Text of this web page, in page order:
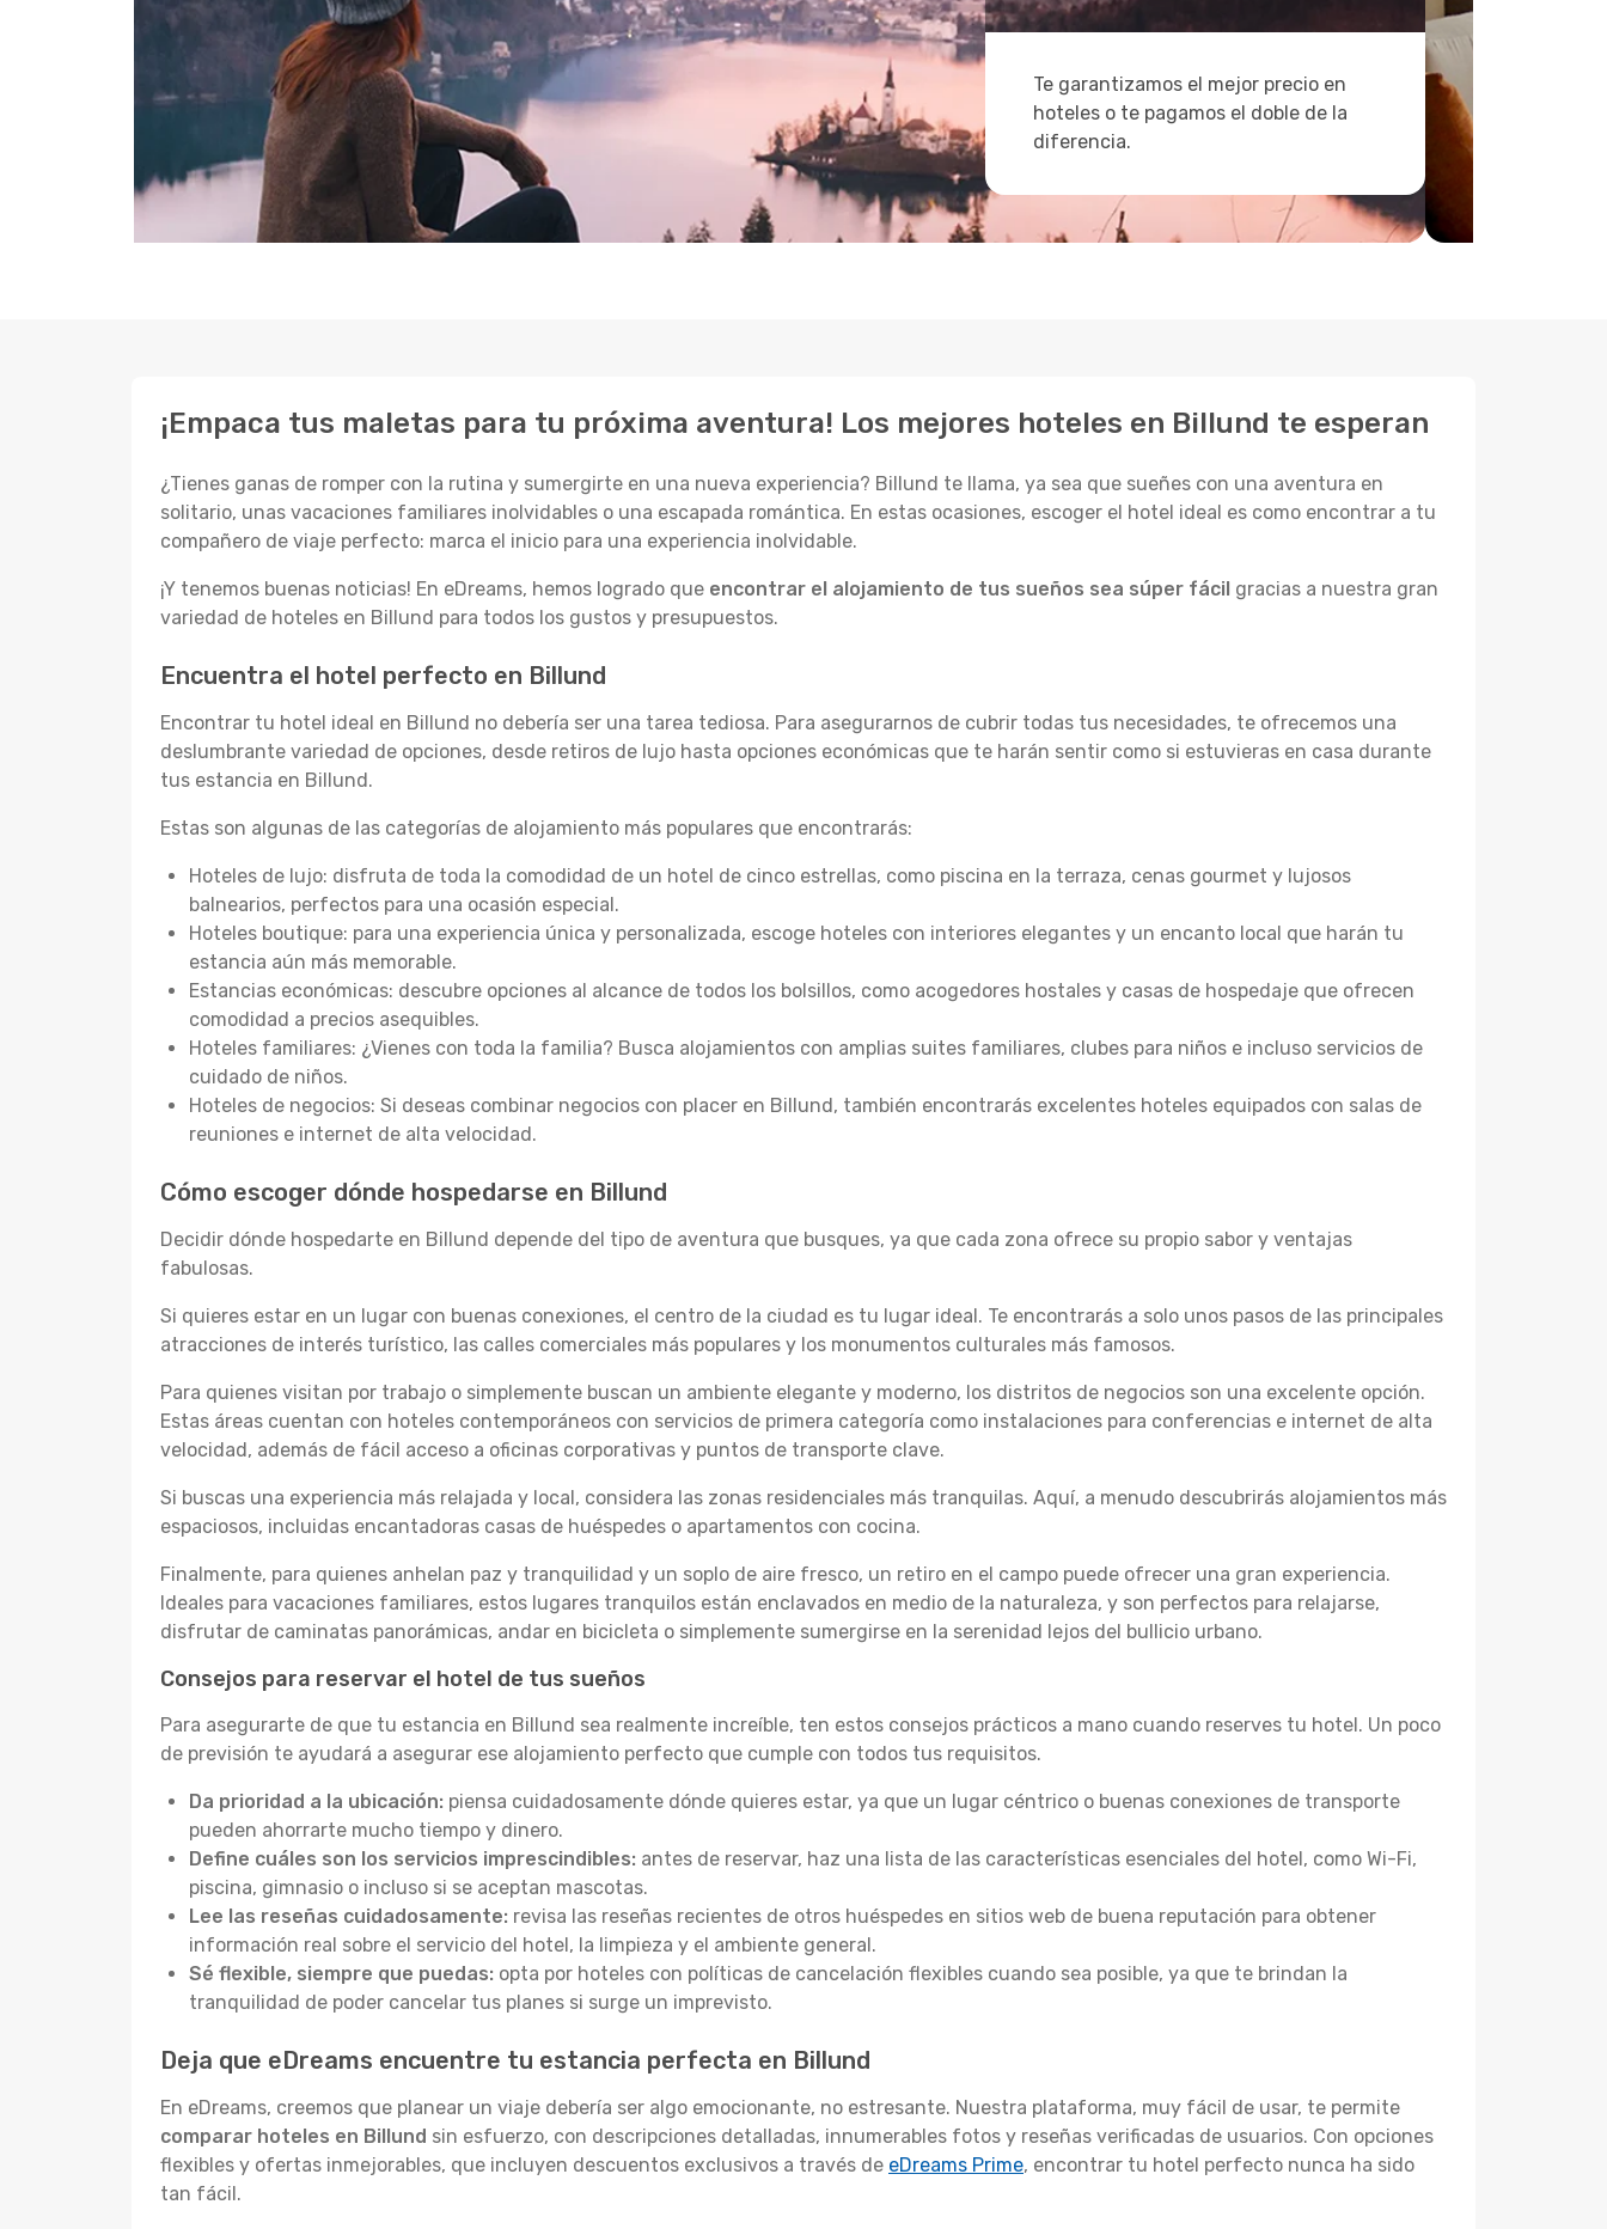
Te garantizamos el mejor precio en
hoteles o te pagamos el doble de la
diferencia.
¡Empaca tus maletas para tu próxima aventura! Los mejores hoteles en Billund te esperan
¿Tienes ganas de romper con la rutina y sumergirte en una nueva experiencia? Billund te llama, ya sea que sueñes con una aventura en
solitario, unas vacaciones familiares inolvidables o una escapada romántica. En estas ocasiones, escoger el hotel ideal es como encontrar a tu
compañero de viaje perfecto: marca el inicio para una experiencia inolvidable.
¡Y tenemos buenas noticias! En eDreams, hemos logrado que encontrar el alojamiento de tus sueños sea súper fácil gracias a nuestra gran
variedad de hoteles en Billund para todos los gustos y presupuestos.
Encuentra el hotel perfecto en Billund
Encontrar tu hotel ideal en Billund no debería ser una tarea tediosa. Para asegurarnos de cubrir todas tus necesidades, te ofrecemos una
deslumbrante variedad de opciones, desde retiros de lujo hasta opciones económicas que te harán sentir como si estuvieras en casa durante
tus estancia en Billund.
Estas son algunas de las categorías de alojamiento más populares que encontrarás:
Hoteles de lujo: disfruta de toda la comodidad de un hotel de cinco estrellas, como piscina en la terraza, cenas gourmet y lujosos
balnearios, perfectos para una ocasión especial.
Hoteles boutique: para una experiencia única y personalizada, escoge hoteles con interiores elegantes y un encanto local que harán tu
estancia aún más memorable.
Estancias económicas: descubre opciones al alcance de todos los bolsillos, como acogedores hostales y casas de hospedaje que ofrecen
comodidad a precios asequibles.
Hoteles familiares: ¿Vienes con toda la familia? Busca alojamientos con amplias suites familiares, clubes para niños e incluso servicios de
cuidado de niños.
Hoteles de negocios: Si deseas combinar negocios con placer en Billund, también encontrarás excelentes hoteles equipados con salas de
reuniones e internet de alta velocidad.
Cómo escoger dónde hospedarse en Billund
Decidir dónde hospedarte en Billund depende del tipo de aventura que busques, ya que cada zona ofrece su propio sabor y ventajas
fabulosas.
Si quieres estar en un lugar con buenas conexiones, el centro de la ciudad es tu lugar ideal. Te encontrarás a solo unos pasos de las principales
atracciones de interés turístico, las calles comerciales más populares y los monumentos culturales más famosos.
Para quienes visitan por trabajo o simplemente buscan un ambiente elegante y moderno, los distritos de negocios son una excelente opción.
Estas áreas cuentan con hoteles contemporáneos con servicios de primera categoría como instalaciones para conferencias e internet de alta
velocidad, además de fácil acceso a oficinas corporativas y puntos de transporte clave.
Si buscas una experiencia más relajada y local, considera las zonas residenciales más tranquilas. Aquí, a menudo descubrirás alojamientos más
espaciosos, incluidas encantadoras casas de huéspedes o apartamentos con cocina.
Finalmente, para quienes anhelan paz y tranquilidad y un soplo de aire fresco, un retiro en el campo puede ofrecer una gran experiencia.
Ideales para vacaciones familiares, estos lugares tranquilos están enclavados en medio de la naturaleza, y son perfectos para relajarse,
disfrutar de caminatas panorámicas, andar en bicicleta o simplemente sumergirse en la serenidad lejos del bullicio urbano.
Consejos para reservar el hotel de tus sueños
Para asegurarte de que tu estancia en Billund sea realmente increíble, ten estos consejos prácticos a mano cuando reserves tu hotel. Un poco
de previsión te ayudará a asegurar ese alojamiento perfecto que cumple con todos tus requisitos.
Da prioridad a la ubicación: piensa cuidadosamente dónde quieres estar, ya que un lugar céntrico o buenas conexiones de transporte
pueden ahorrarte mucho tiempo y dinero.
Define cuáles son los servicios imprescindibles: antes de reservar, haz una lista de las características esenciales del hotel, como Wi-Fi,
piscina, gimnasio o incluso si se aceptan mascotas.
Lee las reseñas cuidadosamente: revisa las reseñas recientes de otros huéspedes en sitios web de buena reputación para obtener
información real sobre el servicio del hotel, la limpieza y el ambiente general.
Sé flexible, siempre que puedas: opta por hoteles con políticas de cancelación flexibles cuando sea posible, ya que te brindan la
tranquilidad de poder cancelar tus planes si surge un imprevisto.
Deja que eDreams encuentre tu estancia perfecta en Billund
En eDreams, creemos que planear un viaje debería ser algo emocionante, no estresante. Nuestra plataforma, muy fácil de usar, te permite
comparar hoteles en Billund sin esfuerzo, con descripciones detalladas, innumerables fotos y reseñas verificadas de usuarios. Con opciones
flexibles y ofertas inmejorables, que incluyen descuentos exclusivos a través de eDreams Prime, encontrar tu hotel perfecto nunca ha sido
tan fácil.